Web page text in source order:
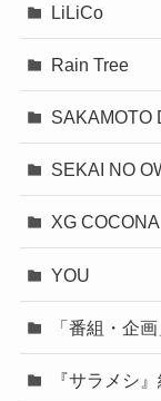
LiLiCo
Rain Tree
SAKAMOTO
SEKAI NO
XG COCONA
YOU
「番組・企
『サラメシ